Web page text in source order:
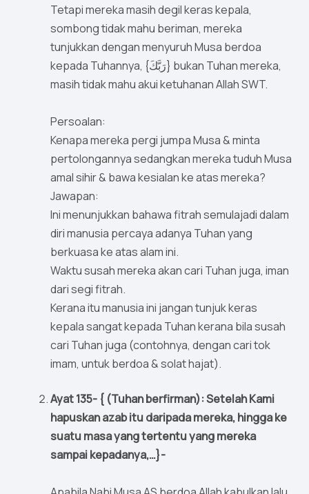
Tetapi mereka masih degil keras kepala,
sombong tidak mahu beriman, mereka
tunjukkan dengan menyuruh Musa berdoa
kepada Tuhannya, {رَبَّكَ} bukan Tuhan mereka,
masih tidak mahu akui ketuhanan Allah SWT.
Persoalan:
Kenapa mereka pergi jumpa Musa & minta
pertolongannya sedangkan mereka tuduh Musa
amal sihir & bawa kesialan ke atas mereka?
Jawapan:
Ini menunjukkan bahawa fitrah semulajadi dalam
diri manusia percaya adanya Tuhan yang
berkuasa ke atas alam ini.
Waktu susah mereka akan cari Tuhan juga, iman
dari segi fitrah.
Kerana itu manusia ini jangan tunjuk keras
kepala sangat kepada Tuhan kerana bila susah
cari Tuhan juga (contohnya, dengan cari tok
imam, untuk berdoa & solat hajat).
Ayat 135- { (Tuhan berfirman): Setelah Kami
hapuskan azab itu daripada mereka, hingga ke
suatu masa yang tertentu yang mereka
sampai kepadanya,…}-